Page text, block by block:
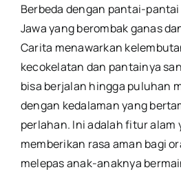
Berbeda dengan pantai-
Jawa yang berombak ganas
Carita menawarkan
kecokelatan dan pantainya
bisa berjalan hingga puluhan
dengan kedalaman yang
perlahan. Ini adalah fitur alam
memberikan rasa aman bagi
melepas anak-anaknya